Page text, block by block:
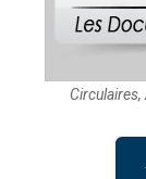
Circulaires,